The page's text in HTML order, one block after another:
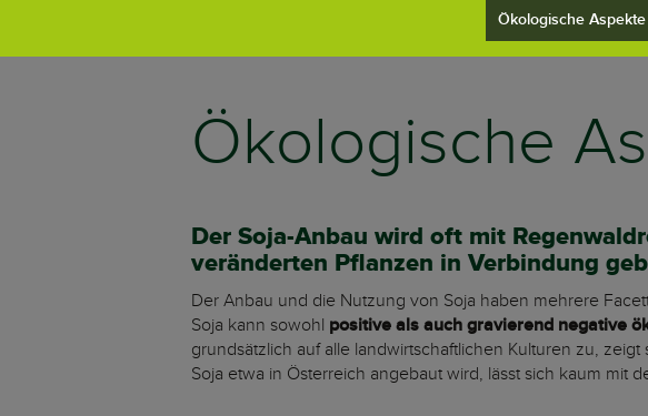
Ökologische Aspekte
Ökologische
Der Soja-Anbau wird oft mit
veränderten Pflanzen in Verbindung
Der Anbau und die Nutzung von Soja haben mehrere
Soja kann sowohl positive als auch gravierend negative
grundsätzlich auf alle landwirtschaftlichen Kulturen zu,
Soja etwa in Österreich angebaut wird, lässt sich kaum